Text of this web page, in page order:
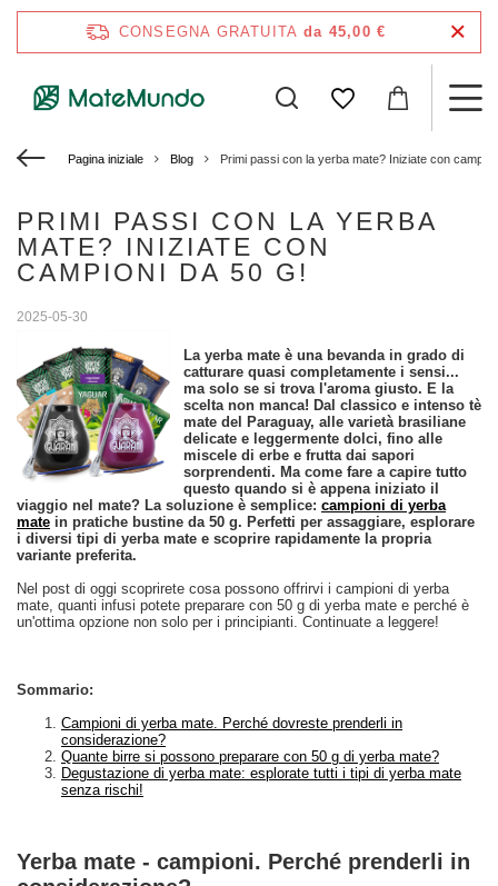
CONSEGNA GRATUITA da 45,00 €
Pagina iniziale Blog Primi passi con la yerba mate? Iniziate con
PRIMI PASSI CON LA YERBA
MATE? INIZIATE CON
CAMPIONI DA 50 G!
2025-05-30
La yerba mate è una bevanda in grado di
catturare quasi completamente i sensi...
ma solo se si trova l'aroma giusto. E la
scelta non manca! Dal classico e intenso tè
mate del Paraguay, alle varietà brasiliane
delicate e leggermente dolci, fino alle
miscele di erbe e frutta dai sapori
sorprendenti. Ma come fare a capire tutto
questo quando si è appena iniziato il
viaggio nel mate? La soluzione è semplice: campioni di yerba
mate in pratiche bustine da 50 g. Perfetti per assaggiare, esplorare
i diversi tipi di yerba mate e scoprire rapidamente la propria
variante preferita.
Nel post di oggi scoprirete cosa possono offrirvi i campioni di yerba
mate, quanti infusi potete preparare con 50 g di yerba mate e perché è
un'ottima opzione non solo per i principianti. Continuate a leggere!
Sommario:
Campioni di yerba mate. Perché dovreste prenderli in
considerazione?
Quante birre si possono preparare con 50 g di yerba mate?
Degustazione di yerba mate: esplorate tutti i tipi di yerba mate
senza rischi!
Yerba mate - campioni. Perché prenderli in